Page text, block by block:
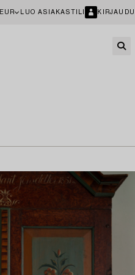
EUR LUO ASIAKASTILI KIRJAUDU